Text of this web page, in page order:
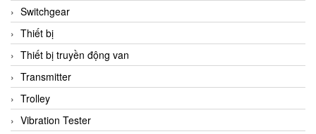
Switchgear
Thiết bị
Thiết bị truyền động van
Transmitter
Trolley
Vibration Tester